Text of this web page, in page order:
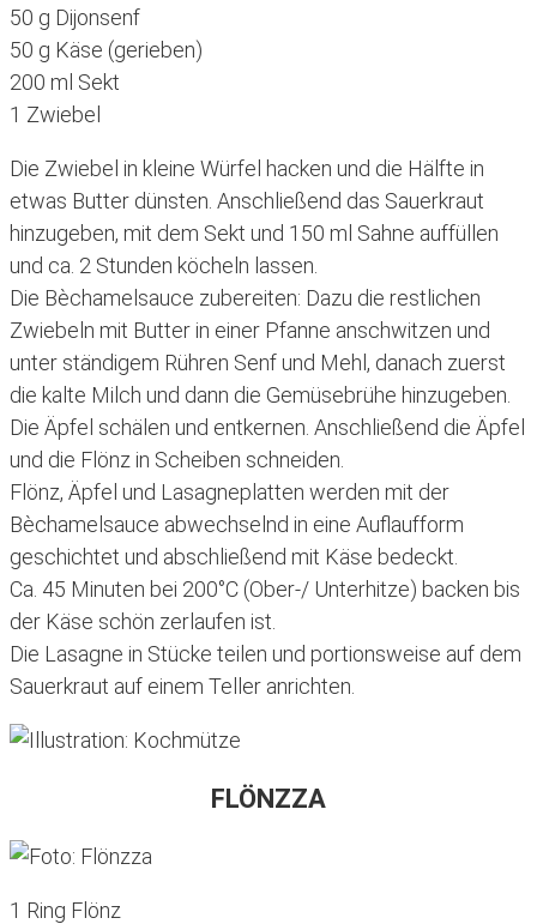
50 g Dijonsenf
50 g Käse (gerieben)
200 ml Sekt
1 Zwiebel
Die Zwiebel in kleine Würfel hacken und die Hälfte in
etwas Butter dünsten. Anschließend das Sauerkraut
hinzugeben, mit dem Sekt und 150 ml Sahne auffüllen
und ca. 2 Stunden köcheln lassen.
Die Bèchamelsauce zubereiten: Dazu die restlichen
Zwiebeln mit Butter in einer Pfanne anschwitzen und
unter ständigem Rühren Senf und Mehl, danach zuerst
die kalte Milch und dann die Gemüsebrühe hinzugeben.
Die Äpfel schälen und entkernen. Anschließend die Äpfel
und die Flönz in Scheiben schneiden.
Flönz, Äpfel und Lasagneplatten werden mit der
Bèchamelsauce abwechselnd in eine Auflaufform
geschichtet und abschließend mit Käse bedeckt.
Ca. 45 Minuten bei 200°C (Ober-/ Unterhitze) backen bis
der Käse schön zerlaufen ist.
Die Lasagne in Stücke teilen und portionsweise auf dem
Sauerkraut auf einem Teller anrichten.
FLÖNZZA
1 Ring Flönz